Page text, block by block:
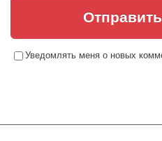
Отправить
Уведомлять меня о новых